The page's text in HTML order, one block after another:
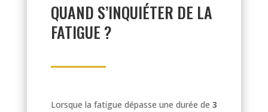
QUAND S’INQUIÉTER DE LA
FATIGUE ?
Lorsque la fatigue dépasse une durée de 3